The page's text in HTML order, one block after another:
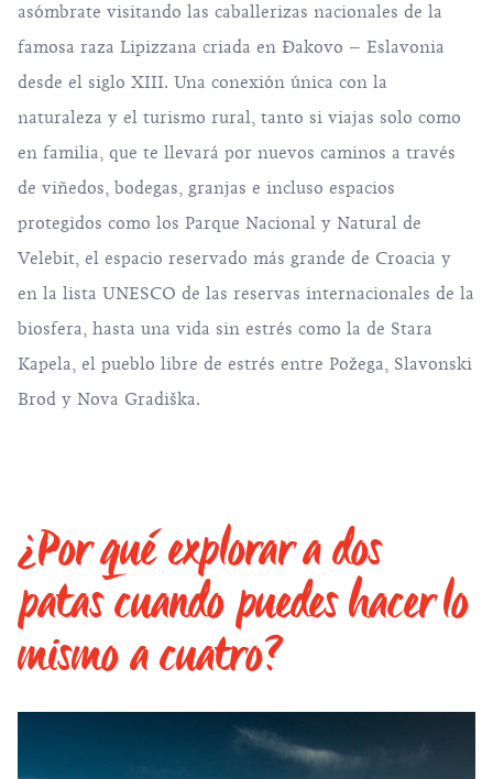
asómbrate visitando las caballerizas nacionales de la
famosa raza Lipizzana criada en Đakovo – Eslavonia
desde el siglo XIII. Una conexión única con la
naturaleza y el turismo rural, tanto si viajas solo como
en familia, que te llevará por nuevos caminos a través
de viñedos, bodegas, granjas e incluso espacios
protegidos como los Parque Nacional y Natural de
Velebit, el espacio reservado más grande de Croacia y
en la lista UNESCO de las reservas internacionales de la
biosfera, hasta una vida sin estrés como la de Stara
Kapela, el pueblo libre de estrés entre Požega, Slavonski
Brod y Nova Gradiška.
¿Por qué explorar a dos
patas cuando puedes hacer lo
mismo a cuatro?